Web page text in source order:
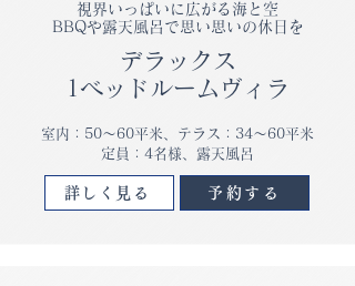
視界いっぱいに広がる海と空
BBQや露天風呂で思い思いの休日を
デラックス
1ベッドルームヴィラ
室内：50～60平米、テラス：34～60平米
​定員：4名様、露天風呂
詳しく見る 予約する